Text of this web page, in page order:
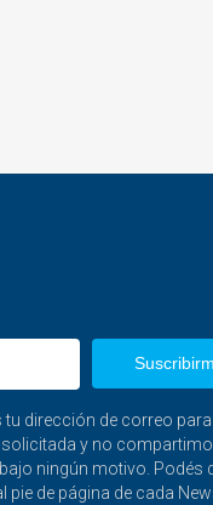
dirección de correo
y no
ningún motivo. Podés
de página de cada